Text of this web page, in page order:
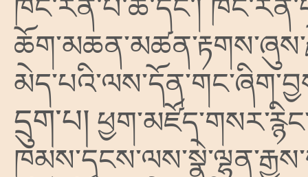
ཁོང་རིན་པོ་ཆེ་དང༌།
དྲུག་པ།